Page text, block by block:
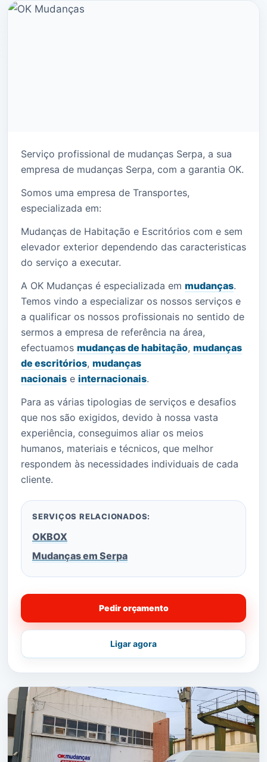
Serviço profissional de mudanças Serpa, a sua
empresa de mudanças Serpa, com a garantia OK.
Somos uma empresa de Transportes,
especializada em:
Mudanças de Habitação e Escritórios com e sem
elevador exterior dependendo das caracteristicas
do serviço a executar.
A OK Mudanças é especializada em mudanças.
Temos vindo a especializar os nossos serviços e
a qualificar os nossos profissionais no sentido de
sermos a empresa de referência na área,
efectuamos mudanças de habitação, mudanças
de escritórios, mudanças
nacionais e internacionais.
Para as várias tipologias de serviços e desafios
que nos são exigidos, devido à nossa vasta
experiência, conseguimos aliar os meios
humanos, materiais e técnicos, que melhor
respondem às necessidades individuais de cada
cliente.
SERVIÇOS RELACIONADOS:
OKBOX
Mudanças em Serpa
Pedir orçamento
Ligar agora